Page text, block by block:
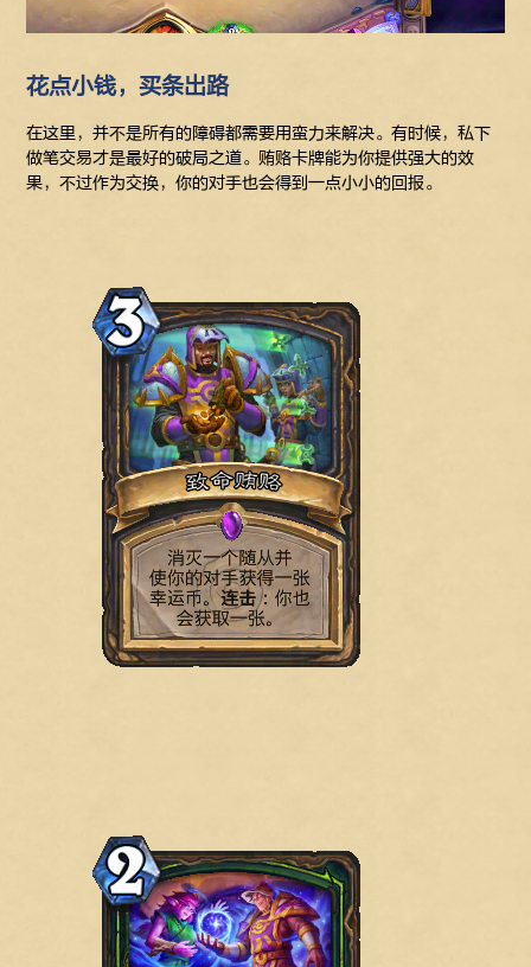
花点小钱，买条出路
在这里，并不是所有的障碍都需要用蛮力来解决。有时候，私下
做笔交易才是最好的破局之道。贿赂卡牌能为你提供强大的效
果，不过作为交换，你的对手也会得到一点小小的回报。